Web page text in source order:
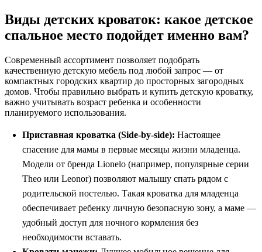
Виды детских кроваток: какое детское
спальное место подойдет именно вам?
Современный ассортимент позволяет подобрать
качественную детскую мебель под любой запрос — от
компактных городских квартир до просторных загородных
домов. Чтобы правильно выбрать и купить детскую кроватку,
важно учитывать возраст ребенка и особенности
планируемого использования.
Приставная кроватка (Side-by-side): Настоящее
спасение для мамы в первые месяцы жизни младенца.
Модели от бренда Lionelo (например, популярные серии
Theo или Leonor) позволяют малышу спать рядом с
родительской постелью. Такая кроватка для младенца
обеспечивает ребенку личную безопасную зону, а маме —
удобный доступ для ночного кормления без
необходимости вставать.